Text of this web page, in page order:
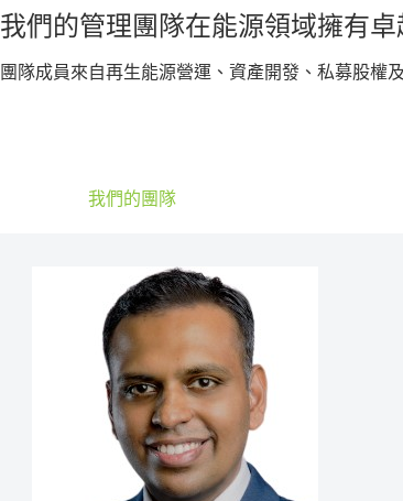
我們的管理團隊在能源領域擁有卓
團隊成員來自再生能源營運、資產開發、私募股權
我們的團隊